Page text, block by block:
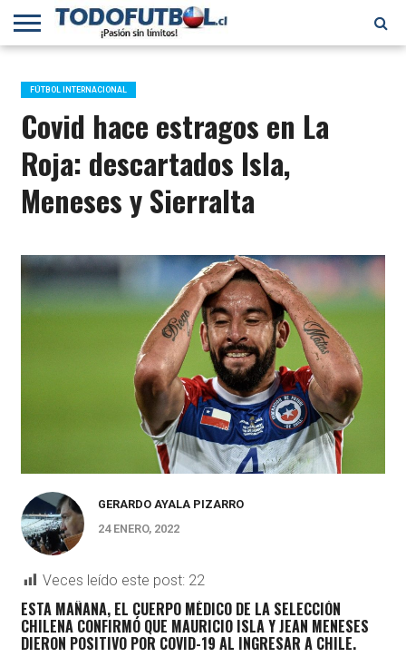
PRIMERA
B
SELECCIÓN
CHILENA
CHILENOS
EN EL
MUNDO
FÚTBOL
INTERNACIONAL
FÚTBOL INTERNACIONAL
Covid hace estragos en La
Roja: descartados Isla,
Meneses y Sierralta
GERARDO AYALA PIZARRO
24 ENERO, 2022
Veces leído este post: 22
ESTA MAÑANA, EL CUERPO MÉDICO DE LA SELECCIÓN
CHILENA CONFIRMÓ QUE MAURICIO ISLA Y JEAN MENESES
DIERON POSITIVO POR COVID-19 AL INGRESAR A CHILE.